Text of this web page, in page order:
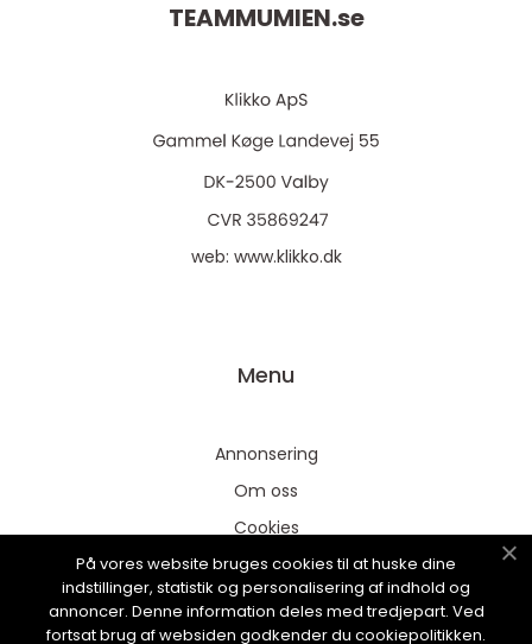
TEAMMUMIEN.se
web: www.klikko.dk
Menu
Annonsering
Om oss
Cookies
Kontakta oss
Sitemap
På vores website bruges cookies til at huske dine
indstillinger, statistik og personalisering af indhold og
annoncer. Denne information deles med tredjepart. Ved
fortsat brug af websiden godkender du cookiepolitikken.